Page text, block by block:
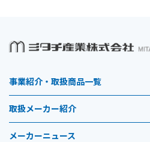
事業紹介・取扱商品一覧
取扱メーカー紹介
メーカーニュース